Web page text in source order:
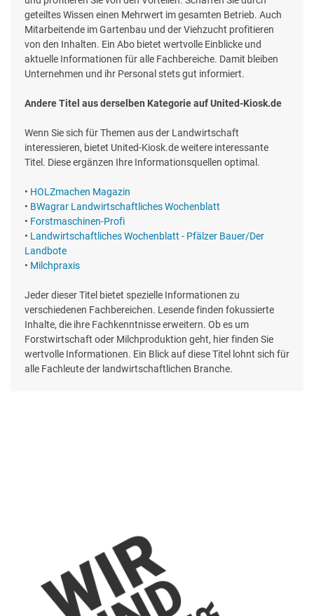
geteiltes Wissen einen Mehrwert im gesamten Betrieb. Auch
Mitarbeitende im Gartenbau und der Viehzucht profitieren
von den Inhalten. Ein Abo bietet wertvolle Einblicke und
aktuelle Informationen für alle Fachbereiche. Damit bleiben
Unternehmen und ihr Personal stets gut informiert.
Andere Titel aus derselben Kategorie auf United-Kiosk.de
Wenn Sie sich für Themen aus der Landwirtschaft
interessieren, bietet United-Kiosk.de weitere interessante
Titel. Diese ergänzen Ihre Informationsquellen optimal.
• HOLZmachen Magazin
• BWagrar Landwirtschaftliches Wochenblatt
• Forstmaschinen-Profi
• Landwirtschaftliches Wochenblatt - Pfälzer Bauer/Der
Landbote
• Milchpraxis
Jeder dieser Titel bietet spezielle Informationen zu
verschiedenen Fachbereichen. Lesende finden fokussierte
Inhalte, die ihre Fachkenntnisse erweitern. Ob es um
Forstwirtschaft oder Milchproduktion geht, hier finden Sie
wertvolle Informationen. Ein Blick auf diese Titel lohnt sich für
alle Fachleute der landwirtschaftlichen Branche.